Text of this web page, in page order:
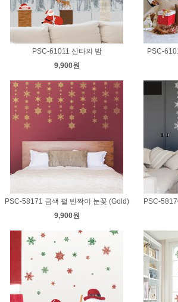
PSC-61011 산타의 밤
9,900원
PSC-
PSC-58171 금색 펄 반짝이 눈꽃 (Gold)
9,900원
PSC-